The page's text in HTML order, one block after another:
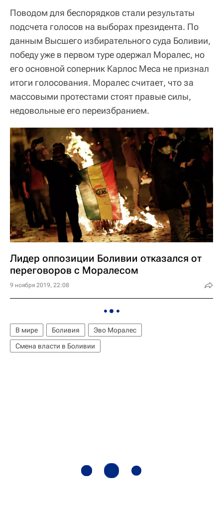
Поводом для беспорядков стали результаты
подсчета голосов на выборах президента. По
данным Высшего избирательного суда Боливии,
победу уже в первом туре одержал Моралес, но
его основной соперник Карлос Меса не признал
итоги голосования. Моралес считает, что за
массовыми протестами стоят правые силы,
недовольные его переизбранием.
Лидер оппозиции Боливии отказался от
переговоров с Моралесом
9 ноября 2019, 22:08
В мире Боливия
Эво Моралес
Смена власти в Боливии